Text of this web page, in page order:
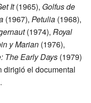
It(1965), Golfus de
(1967), Petulia (1968),
(1974), Royal
y Marian (1976),
The Early Days (1979)
dirigió el documental